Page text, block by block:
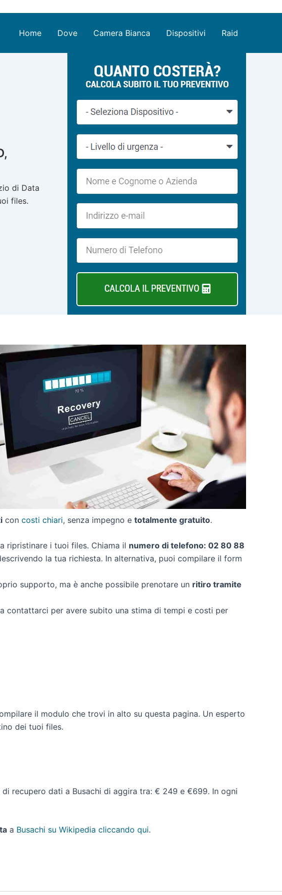
Home Dove Camera Bianca Dispositivi Raid
di Data
files.
con costi chiari, senza impegno e totalmente gratuito.
ripristinare i tuoi files. Chiama il numero di telefono: 02 80 88
la tua richiesta. In alternativa, puoi compilare il form
supporto, ma è anche possibile prenotare un ritiro tramite
contattarci per avere subito una stima di tempi e costi per
il modulo che trovi in alto su questa pagina. Un esperto
dei tuoi files.
recupero dati a Busachi di aggira tra: € 249 e €699. In ogni
a Busachi su Wikipedia cliccando qui.